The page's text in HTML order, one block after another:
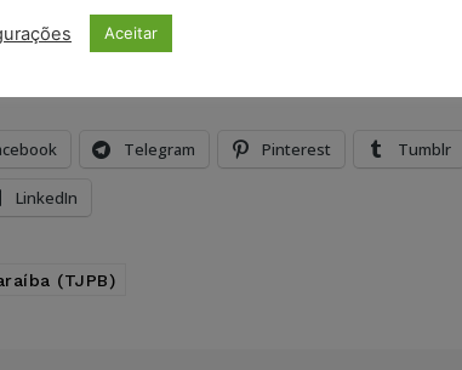
News
do Brasil
Telegram Pinterest Tumblr
LinkedIn
(TJPB)
Aceitar